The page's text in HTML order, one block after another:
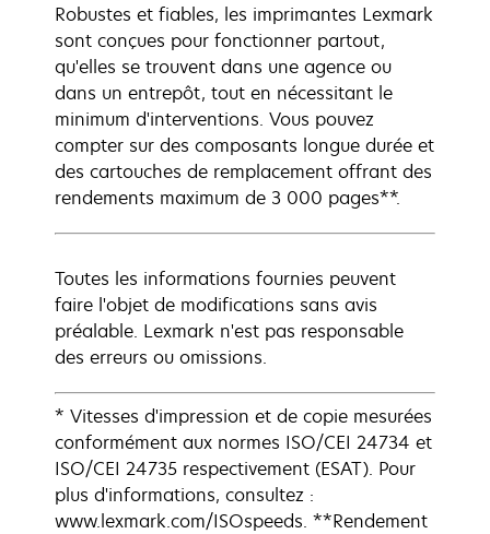
Robustes et fiables, les imprimantes Lexmark
sont conçues pour fonctionner partout,
qu'elles se trouvent dans une agence ou
dans un entrepôt, tout en nécessitant le
minimum d'interventions. Vous pouvez
compter sur des composants longue durée et
des cartouches de remplacement offrant des
rendements maximum de 3 000 pages**.
Toutes les informations fournies peuvent
faire l'objet de modifications sans avis
préalable. Lexmark n'est pas responsable
des erreurs ou omissions.
* Vitesses d'impression et de copie mesurées
conformément aux normes ISO/CEI 24734 et
ISO/CEI 24735 respectivement (ESAT). Pour
plus d'informations, consultez :
www.lexmark.com/ISOspeeds. **Rendement